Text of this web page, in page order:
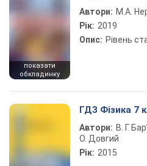
показати
обкладинку
Автори: М.А.
Рік: 2019
Опис: Рівень
ГДЗ Фізика 7
Автори: В. Г.
О. Довгий
Рік: 2015